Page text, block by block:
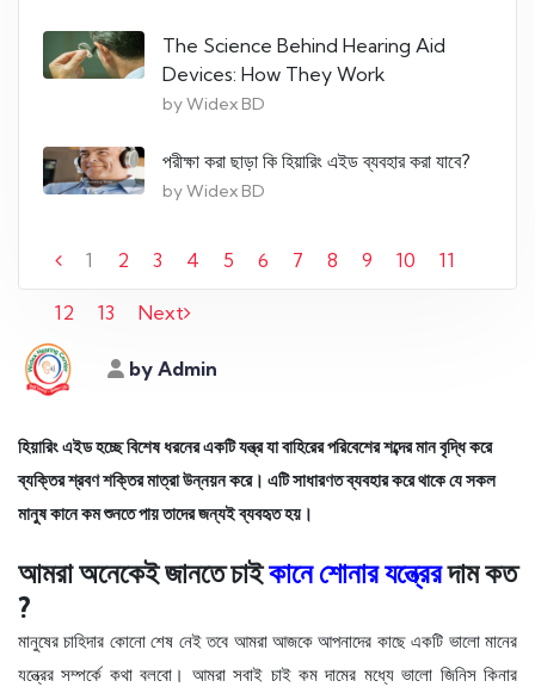
The Science Behind Hearing Aid
Devices: How They Work
by Widex BD
পরীক্ষা করা ছাড়া কি হিয়ারিং এইড ব্যবহার করা যাবে?
by Widex BD
1 2 3 4 5 6 7 8 9 10 11
12 13 Next
by Admin
হিয়ারিং এইড হচ্ছে বিশেষ ধরনের একটি যন্ত্র যা বাহিরের পরিবেশের শব্দের মান বৃদ্ধি করে
ব্যক্তির শ্রবণ শক্তির মাত্রা উন্নয়ন করে। এটি সাধারণত ব্যবহার করে থাকে যে সকল
মানুষ কানে কম শুনতে পায় তাদের জন্যই ব্যবহৃত হয়।
আমরা অনেকেই জানতে চাইকানে শোনার যন্ত্রেরদাম কত
?
মানুষের চাহিদার কোনো শেষ নেই তবে আমরা আজকে আপনাদের কাছে একটি ভালো মানের
যন্ত্রের সম্পর্কে কথা বলবো। আমরা সবাই চাই কম দামের মধ্যে ভালো জিনিস কিনার